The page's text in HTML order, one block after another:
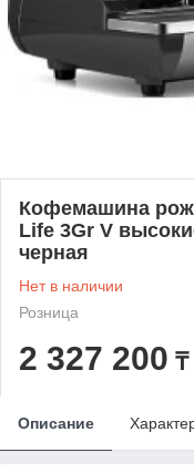
Кофемашина
Life 3Gr V
черная
Нет в наличии
Розница
2 327 200 ₸
Описание